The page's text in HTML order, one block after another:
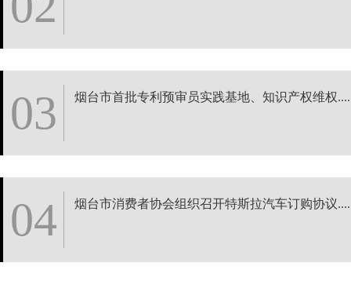
03 烟台市首批专利预审员实践基地、知识产权维权....
04 烟台市消费者协会组织召开特斯拉汽车订购协议....